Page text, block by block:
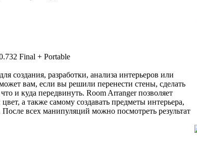
создания, разработки, анализа интерьеров или
вам, если вы решили перенести стены, сделать
и куда передвинуть. Room Arranger позволяет
а также самому создавать предметы интерьера,
всех манипуляций можно посмотреть результат